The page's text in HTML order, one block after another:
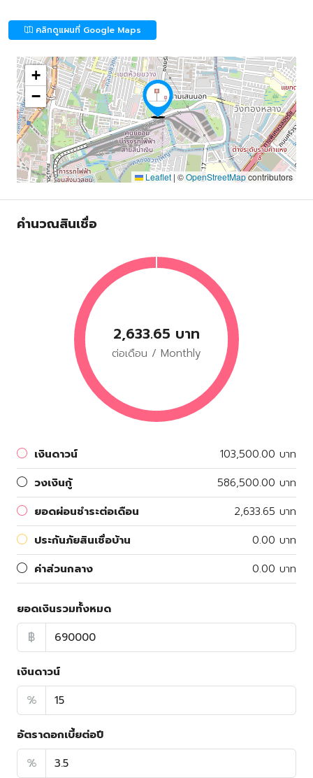
คลิกดูแผนที่ Google Maps
+
−
Leaflet | ©OpenStreetMapcontributors
คำนวณสินเชื่อ
2,633.65 บาท
ต่อเดือน / Monthly
เงินดาวน์
103,500.00 บาท
วงเงินกู้
586,500.00 บาท
ยอดผ่อนชำระต่อเดือน
2,633.65 บาท
ประกันภัยสินเชื่อบ้าน
0.00 บาท
ค่าส่วนกลาง
0.00 บาท
ยอดเงินรวมทั้งหมด
฿
เงินดาวน์
%
อัตราดอกเบี้ยต่อปี
%